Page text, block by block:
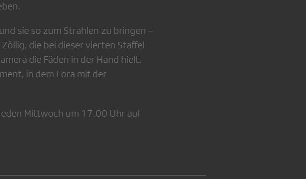
sie so zum Strahlen zu bringen –
die bei dieser vierten Staffel
die Fäden in der Hand hielt.
in dem Lora mit der
Mittwoch um 17.00 Uhr auf